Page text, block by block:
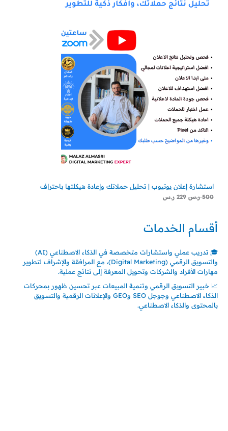
استشارة إعلان يوتيوب | تحليل حملاتك وإعادة هيكلتها باحتراف
500 ر.س 229 ر.س
أقسام الخدمات
🎓 تدريب عملي واستشارات متخصصة في الذكاء الاصطناعي (AI)
والتسويق الرقمي (Digital Marketing)، مع المرافقة والإشراف لتطوير
مهارات الأفراد والشركات وتحويل المعرفة إلى نتائج عملية.
📈 خبير التسويق الرقمي وتنمية المبيعات عبر تحسين ظهور بمحركات
الذكاء الاصطناعي وجوجل SEO وGEO والإعلانات الرقمية والتسويق
بالمحتوى والذكاء الاصطناعي.